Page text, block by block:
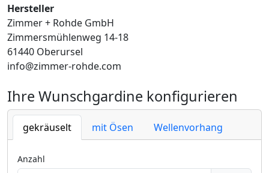
Hersteller
Zimmer + Rohde GmbH
Zimmersmühlenweg 14-18
61440 Oberursel
info@zimmer-rohde.com
Ihre Wunschgardine konfigurieren
gekräuselt mit Ösen Wellenvorhang
Anzahl